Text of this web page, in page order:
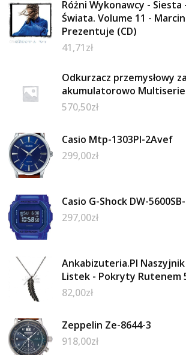
Różni Wykonawcy - Siesta
Świata. Volume 11 -
Prezentuje (CD)
41,71zł
Odkurzacz przemysłowy
akumulatorowo
570,50zł
Casio Mtp-1303Pl-2Avef
299,00zł
Casio G-Shock DW-5600SB-
297,00zł
Ankabizuteria.Pl
Listek - Pokryty Rutenem
82,00zł
Zeppelin Ze-8644-3
918,00zł